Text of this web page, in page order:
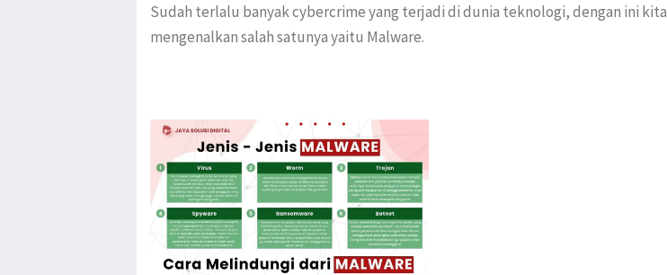
Sudah terlalu banyak cybercrime yang terjadi di dunia teknologi, dengan ini kita
mengenalkan salah satunya yaitu Malware.